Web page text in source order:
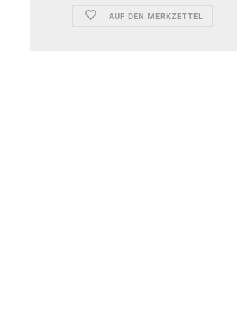
AUF DEN MERKZETTEL